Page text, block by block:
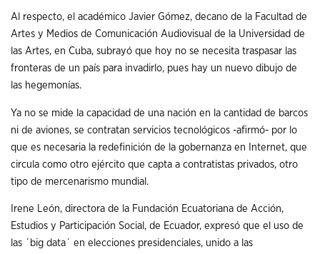
Al respecto, el académico Javier Gómez, decano de la Facultad de
Artes y Medios de Comunicación Audiovisual de la Universidad de
las Artes, en Cuba, subrayó que hoy no se necesita traspasar las
fronteras de un país para invadirlo, pues hay un nuevo dibujo de
las hegemonías.
Ya no se mide la capacidad de una nación en la cantidad de barcos
ni de aviones, se contratan servicios tecnológicos -afirmó- por lo
que es necesaria la redefinición de la gobernanza en Internet, que
circula como otro ejército que capta a contratistas privados, otro
tipo de mercenarismo mundial.
Irene León, directora de la Fundación Ecuatoriana de Acción,
Estudios y Participación Social, de Ecuador, expresó que el uso de
las ´big data´ en elecciones presidenciales, unido a las